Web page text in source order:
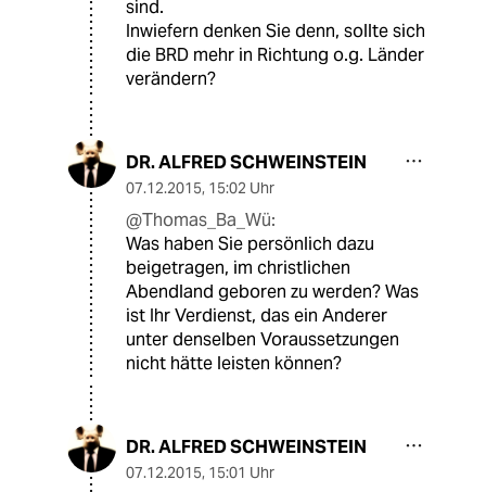
sind.
Inwiefern denken Sie denn, sollte sich
die BRD mehr in Richtung o.g. Länder
verändern?
DR. ALFRED SCHWEINSTEIN
07.12.2015, 15:02 Uhr
@Thomas_Ba_Wü:
Was haben Sie persönlich dazu
beigetragen, im christlichen
Abendland geboren zu werden? Was
ist Ihr Verdienst, das ein Anderer
unter denselben Voraussetzungen
nicht hätte leisten können?
DR. ALFRED SCHWEINSTEIN
07.12.2015, 15:01 Uhr